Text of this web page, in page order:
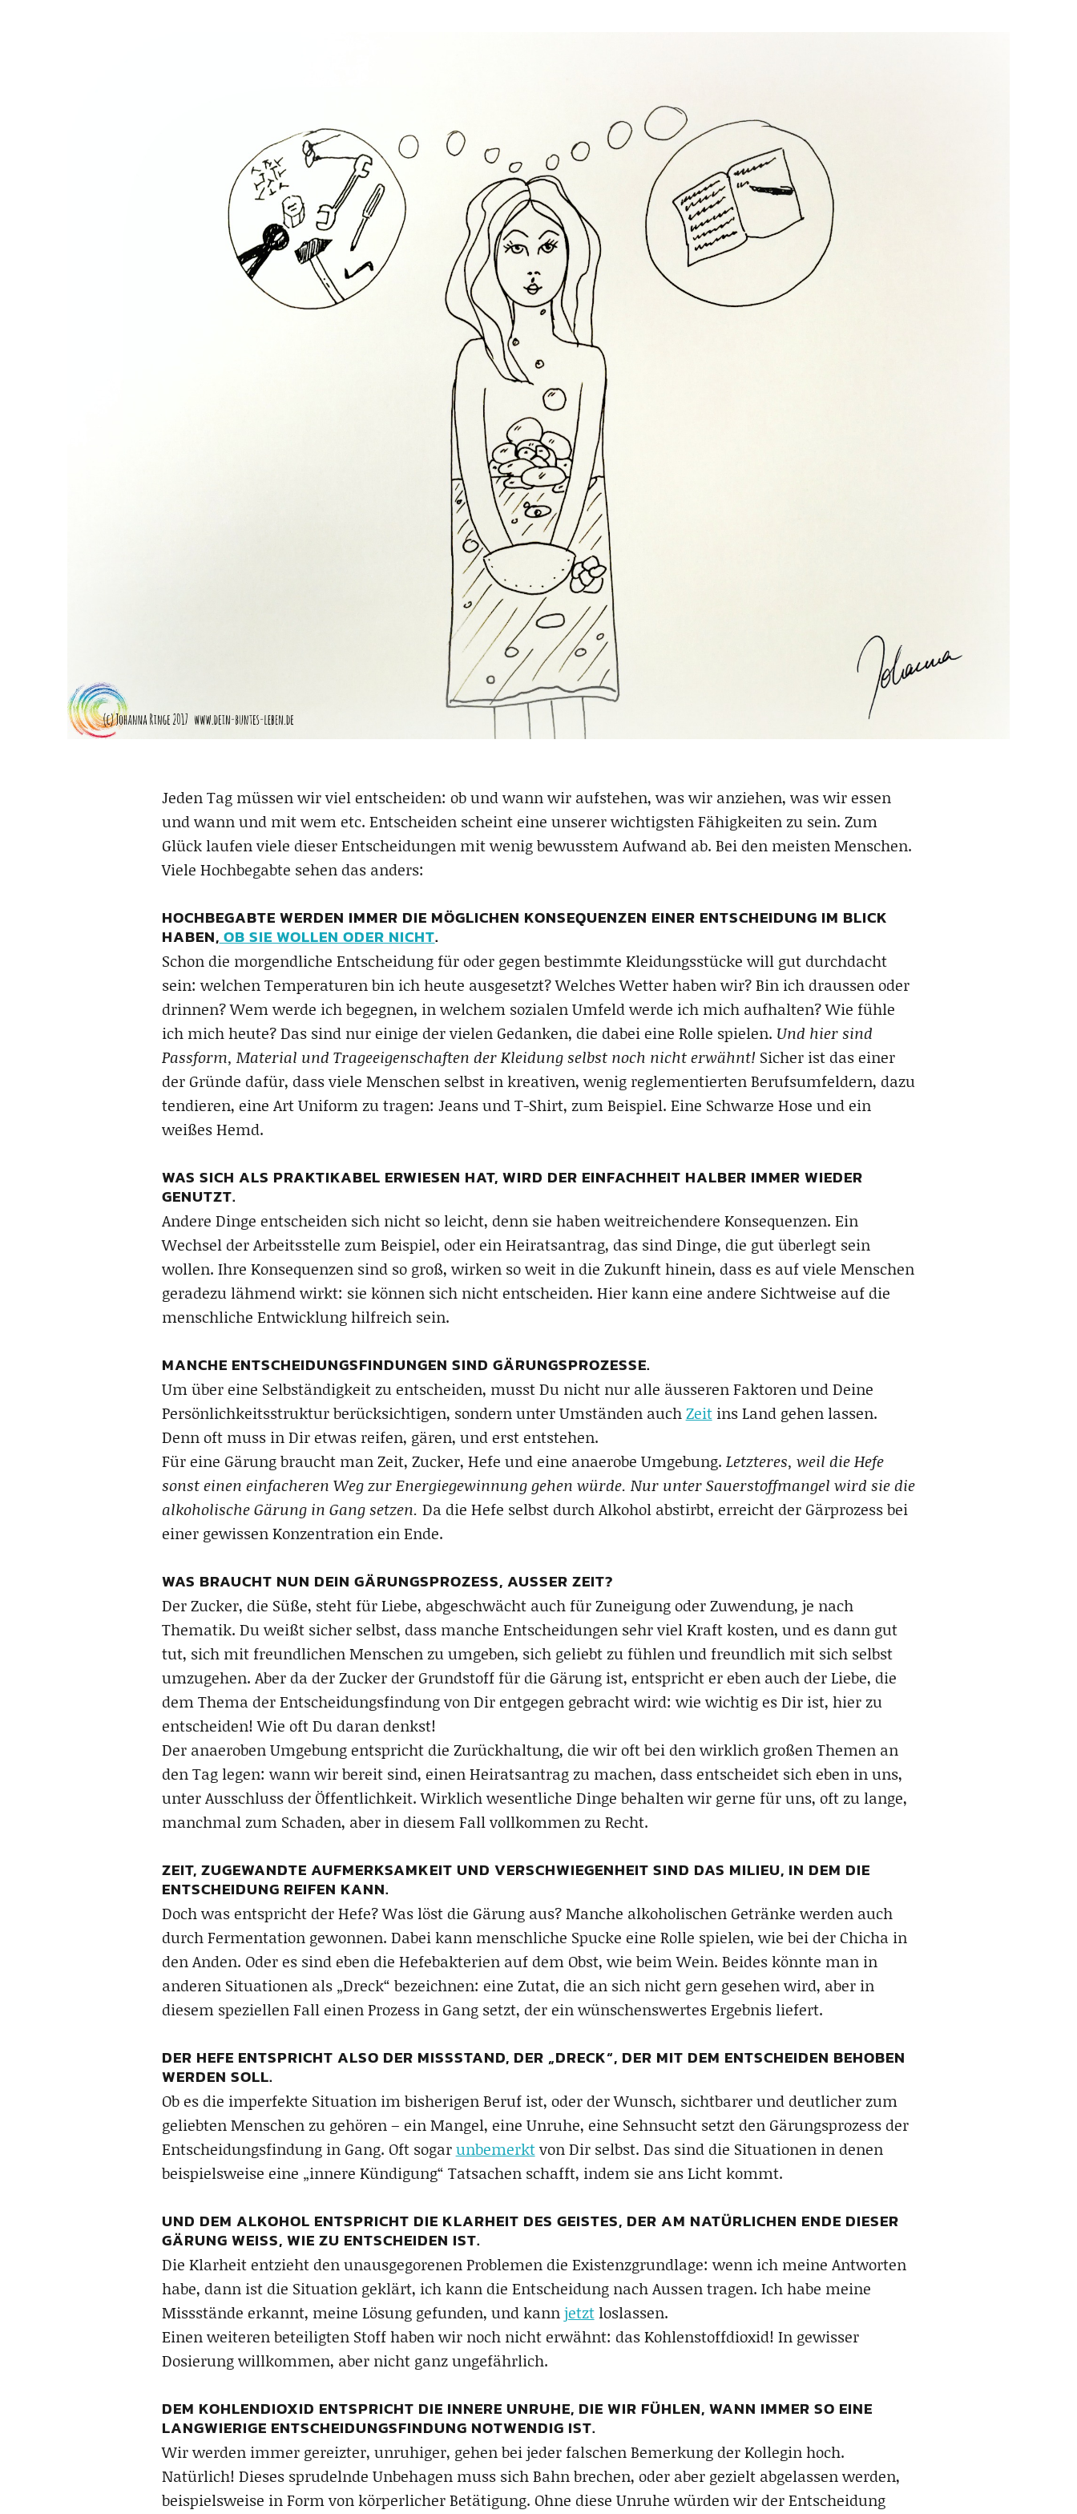
Jeden Tag müssen wir viel entscheiden: ob und wann wir aufstehen, was wir anziehen, was wir essen
und wann und mit wem etc. Entscheiden scheint eine unserer wichtigsten Fähigkeiten zu sein. Zum
Glück laufen viele dieser Entscheidungen mit wenig bewusstem Aufwand ab. Bei den meisten Menschen.
Viele Hochbegabte sehen das anders:
HOCHBEGABTE WERDEN IMMER DIE MÖGLICHEN KONSEQUENZEN EINER ENTSCHEIDUNG IM BLICK
HABEN,OB SIE WOLLEN ODER NICHT.
Schon die morgendliche Entscheidung für oder gegen bestimmte Kleidungsstücke will gut durchdacht
sein: welchen Temperaturen bin ich heute ausgesetzt? Welches Wetter haben wir? Bin ich draussen oder
drinnen? Wem werde ich begegnen, in welchem sozialen Umfeld werde ich mich aufhalten? Wie fühle
ich mich heute? Das sind nur einige der vielen Gedanken, die dabei eine Rolle spielen. Und hier sind
Passform, Material und Trageeigenschaften der Kleidung selbst noch nicht erwähnt! Sicher ist das einer
der Gründe dafür, dass viele Menschen selbst in kreativen, wenig reglementierten Berufsumfeldern, dazu
tendieren, eine Art Uniform zu tragen: Jeans und T-Shirt, zum Beispiel. Eine Schwarze Hose und ein
weißes Hemd.
WAS SICH ALS PRAKTIKABEL ERWIESEN HAT, WIRD DER EINFACHHEIT HALBER IMMER WIEDER
GENUTZT.
Andere Dinge entscheiden sich nicht so leicht, denn sie haben weitreichendere Konsequenzen. Ein
Wechsel der Arbeitsstelle zum Beispiel, oder ein Heiratsantrag, das sind Dinge, die gut überlegt sein
wollen. Ihre Konsequenzen sind so groß, wirken so weit in die Zukunft hinein, dass es auf viele Menschen
geradezu lähmend wirkt: sie können sich nicht entscheiden. Hier kann eine andere Sichtweise auf die
menschliche Entwicklung hilfreich sein.
MANCHE ENTSCHEIDUNGSFINDUNGEN SIND GÄRUNGSPROZESSE.
Um über eine Selbständigkeit zu entscheiden, musst Du nicht nur alle äusseren Faktoren und Deine
Persönlichkeitsstruktur berücksichtigen, sondern unter Umständen auchZeitins Land gehen lassen.
Denn oft muss in Dir etwas reifen, gären, und erst entstehen.
Für eine Gärung braucht man Zeit, Zucker, Hefe und eine anaerobe Umgebung. Letzteres, weil die Hefe
sonst einen einfacheren Weg zur Energiegewinnung gehen würde. Nur unter Sauerstoffmangel wird sie die
alkoholische Gärung in Gang setzen. Da die Hefe selbst durch Alkohol abstirbt, erreicht der Gärprozess bei
einer gewissen Konzentration ein Ende.
WAS BRAUCHT NUN DEIN GÄRUNGSPROZESS, AUSSER ZEIT?
Der Zucker, die Süße, steht für Liebe, abgeschwächt auch für Zuneigung oder Zuwendung, je nach
Thematik. Du weißt sicher selbst, dass manche Entscheidungen sehr viel Kraft kosten, und es dann gut
tut, sich mit freundlichen Menschen zu umgeben, sich geliebt zu fühlen und freundlich mit sich selbst
umzugehen. Aber da der Zucker der Grundstoff für die Gärung ist, entspricht er eben auch der Liebe, die
dem Thema der Entscheidungsfindung von Dir entgegen gebracht wird: wie wichtig es Dir ist, hier zu
entscheiden! Wie oft Du daran denkst!
Der anaeroben Umgebung entspricht die Zurückhaltung, die wir oft bei den wirklich großen Themen an
den Tag legen: wann wir bereit sind, einen Heiratsantrag zu machen, dass entscheidet sich eben in uns,
unter Ausschluss der Öffentlichkeit. Wirklich wesentliche Dinge behalten wir gerne für uns, oft zu lange,
manchmal zum Schaden, aber in diesem Fall vollkommen zu Recht.
ZEIT, ZUGEWANDTE AUFMERKSAMKEIT UND VERSCHWIEGENHEIT SIND DAS MILIEU, IN DEM DIE
ENTSCHEIDUNG REIFEN KANN.
Doch was entspricht der Hefe? Was löst die Gärung aus? Manche alkoholischen Getränke werden auch
durch Fermentation gewonnen. Dabei kann menschliche Spucke eine Rolle spielen, wie bei der Chicha in
den Anden. Oder es sind eben die Hefebakterien auf dem Obst, wie beim Wein. Beides könnte man in
anderen Situationen als „Dreck“ bezeichnen: eine Zutat, die an sich nicht gern gesehen wird, aber in
diesem speziellen Fall einen Prozess in Gang setzt, der ein wünschenswertes Ergebnis liefert.
DER HEFE ENTSPRICHT ALSO DER MISSSTAND, DER „DRECK“, DER MIT DEM ENTSCHEIDEN BEHOBEN
WERDEN SOLL.
Ob es die imperfekte Situation im bisherigen Beruf ist, oder der Wunsch, sichtbarer und deutlicher zum
geliebten Menschen zu gehören – ein Mangel, eine Unruhe, eine Sehnsucht setzt den Gärungsprozess der
Entscheidungsfindung in Gang. Oft sogarunbemerktvon Dir selbst. Das sind die Situationen in denen
beispielsweise eine „innere Kündigung“ Tatsachen schafft, indem sie ans Licht kommt.
UND DEM ALKOHOL ENTSPRICHT DIE KLARHEIT DES GEISTES, DER AM NATÜRLICHEN ENDE DIESER
GÄRUNG WEISS, WIE ZU ENTSCHEIDEN IST.
Die Klarheit entzieht den unausgegorenen Problemen die Existenzgrundlage: wenn ich meine Antworten
habe, dann ist die Situation geklärt, ich kann die Entscheidung nach Aussen tragen. Ich habe meine
Missstände erkannt, meine Lösung gefunden, und kannjetztloslassen.
Einen weiteren beteiligten Stoff haben wir noch nicht erwähnt: das Kohlenstoffdioxid! In gewisser
Dosierung willkommen, aber nicht ganz ungefährlich.
DEM KOHLENDIOXID ENTSPRICHT DIE INNERE UNRUHE, DIE WIR FÜHLEN, WANN IMMER SO EINE
LANGWIERIGE ENTSCHEIDUNGSFINDUNG NOTWENDIG IST.
Wir werden immer gereizter, unruhiger, gehen bei jeder falschen Bemerkung der Kollegin hoch.
Natürlich! Dieses sprudelnde Unbehagen muss sich Bahn brechen, oder aber gezielt abgelassen werden,
beispielsweise in Form von körperlicher Betätigung. Ohne diese Unruhe würden wir der Entscheidung